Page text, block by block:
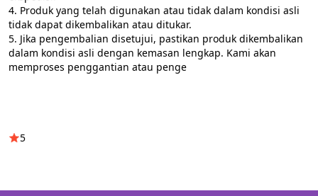
4. Produk yang telah digunakan atau tidak dalam kondisi asli
tidak dapat dikembalikan atau ditukar.
5. Jika pengembalian disetujui, pastikan produk dikembalikan
dalam kondisi asli dengan kemasan lengkap. Kami akan
memproses penggantian atau penge
5